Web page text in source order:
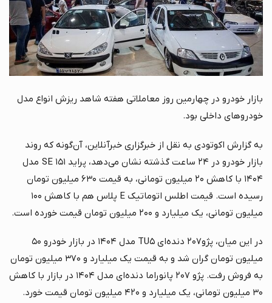
بازار خودرو در چهارمین روز معاملاتی هفته شاهد ریزش انواع مدل
خودروهای داخلی بود.
به گزارش اکوتودی به نقل از خبرگزاری خبرآنلاین، آن‌گونه که روند
بازار خودرو در ۲۴ ساعت گذشته نشان می‌دهد، پراید ۱۵۱ SE مدل
۱۴۰۴ با کاهش ۲۰ میلیون تومانی، به قیمت ۶۳۰ میلیون تومان
رسیده است. قیمت اطلس اتوماتیک E پلاس هم با کاهش ۱۰۰
میلیون تومانی، یک میلیارد و ۲۰۰ میلیون تومان قیمت خورده است.
در این میان، پژو۲۰۷ دنده‌ای TU۵ مدل ۱۴۰۴ در بازار خودرو ۵۰
میلیون تومان گران شد و به قیمت یک میلیارد و ۳۷۰ میلیون تومان
به فروش رفت. پژو ۲۰۷ پانوراما دنده‌ای مدل ۱۴۰۴ در بازار با کاهش
۳۰ میلیون تومانی، یک میلیارد و ۴۲۰ میلیون تومان قیمت خورد.